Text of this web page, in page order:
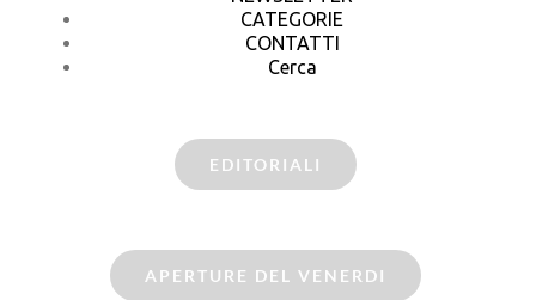
CATEGORIE
CONTATTI
Cerca
EDITORIALI
APERTURE DEL VENERDI